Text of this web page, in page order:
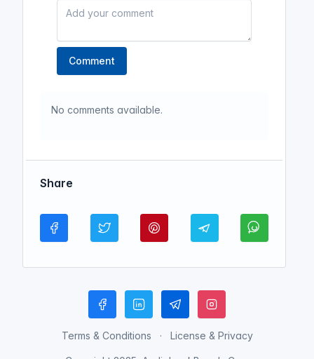
Comment
No comments available.
Share
Terms & Conditions License & Privacy